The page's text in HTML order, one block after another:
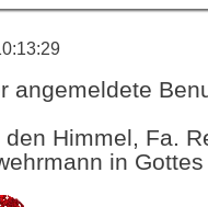
angemeldete
Himmel, Fa.
in Gottes